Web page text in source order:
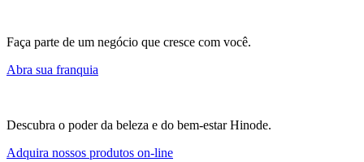
Faça parte de um negócio que cresce com você.
Abra sua franquia
Descubra o poder da beleza e do bem-estar Hinode.
Adquira nossos produtos on-line